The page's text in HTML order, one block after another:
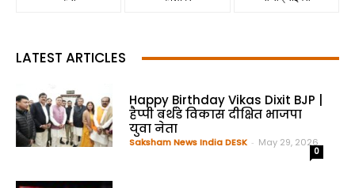
LATEST ARTICLES
Happy Birthday Vikas Dixit BJP |
हैप्पी बर्थडे विकास दीक्षित भाजपा
युवा नेता
Saksham News India DESK - May 29, 2026
0